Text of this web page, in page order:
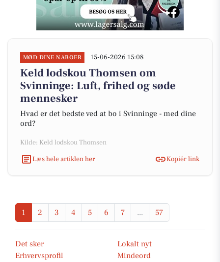
MØD DINE NABOER 15-06-2026 15:08
Keld lodskou Thomsen om
Svinninge: Luft, frihed og søde
mennesker
Hvad er det bedste ved at bo i Svinninge - med dine
ord?
Kilde: Keld lodskou Thomsen
Læs hele artiklen her
Kopiér link
1 2 3 4 5 6 7 ... 57
Det sker
Lokalt nyt
Erhvervsprofil
Mindeord